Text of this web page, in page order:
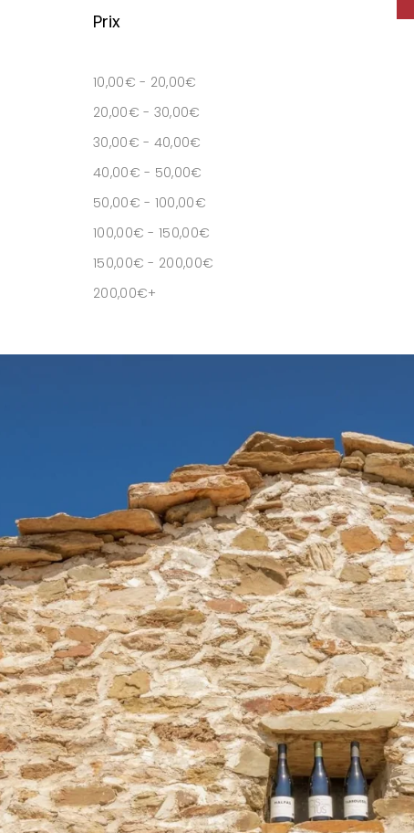
Prix
10,00€ - 20,00€
20,00€ - 30,00€
30,00€ - 40,00€
40,00€ - 50,00€
50,00€ - 100,00€
100,00€ -150,00€
150,00€ - 200,00€
200,00€+